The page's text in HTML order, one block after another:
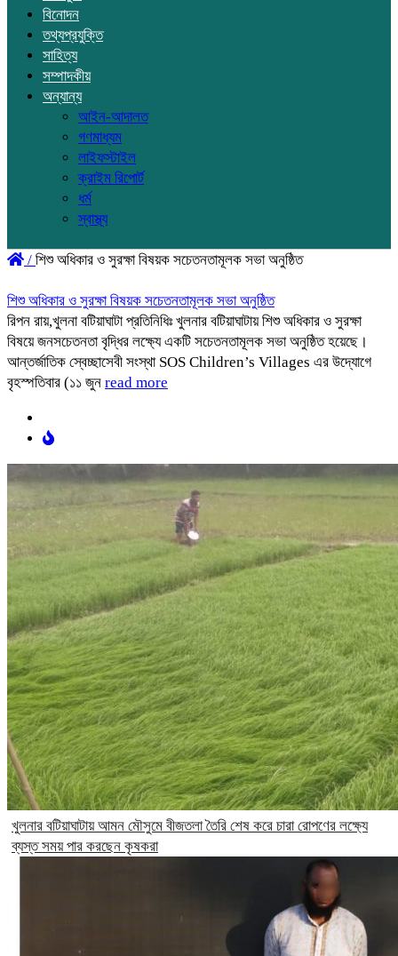
বিনোদন
তথ্যপ্রযুক্তি
সাহিত্য
সম্পাদকীয়
অন্যান্য
আইন-আদালত
গণমাধ্যম
লাইফস্টাইল
ক্রাইম রিপোর্ট
ধর্ম
স্বাস্থ্য
/ শিশু অধিকার ও সুরক্ষা বিষয়ক সচেতনতামূলক সভা অনুষ্ঠিত
শিশু অধিকার ও সুরক্ষা বিষয়ক সচেতনতামূলক সভা অনুষ্ঠিত
রিপন রায়,খুলনা বটিয়াঘাটা প্রতিনিধিঃ খুলনার বটিয়াঘাটায় শিশু অধিকার ও সুরক্ষা
বিষয়ে জনসচেতনতা বৃদ্ধির লক্ষ্যে একটি সচেতনতামূলক সভা অনুষ্ঠিত হয়েছে।
আন্তর্জাতিক স্বেচ্ছাসেবী সংস্থা SOS Children’s Villages এর উদ্যোগে
বৃহস্পতিবার (১১ জুন read more
খুলনার বটিয়াঘাটায় আমন মৌসুমে বীজতলা তৈরি শেষ করে চারা রোপণের লক্ষ্যে
ব্যস্ত সময় পার করছেন কৃষকরা